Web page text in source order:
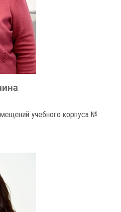
учебного корпуса №